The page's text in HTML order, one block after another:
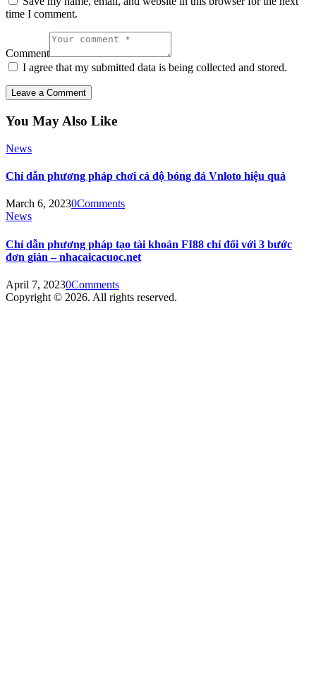
time I comment.
Comment
I agree that my submitted data is being collected and stored.
You May Also Like
News
Chỉ dẫn phương pháp chơi cá độ bóng đá Vnloto hiệu quả
March 6, 20230Comments
News
Chỉ dẫn phương pháp tạo tài khoản FI88 chỉ đối với 3 bước
đơn giản – nhacaicacuoc.net
April 7, 20230Comments
Copyright © 2026. All rights reserved.